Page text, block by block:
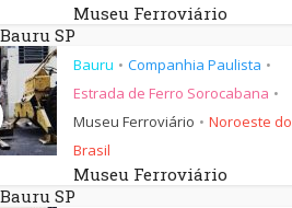
Museu Ferroviário
SP
Bauru • Companhia Paulista •
Estrada de Ferro Sorocabana •
Museu Ferroviário • Noroeste do
Brasil
Museu Ferroviário
SP